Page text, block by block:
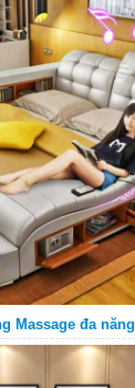
Massage đa năng